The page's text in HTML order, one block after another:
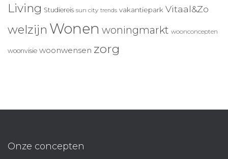
Living Studiereis sun city trends vakantiepark Vitaal&Zo
welzijn Wonen woningmarkt woonconcepten
woonvisie woonwensen zorg
Onze concepten